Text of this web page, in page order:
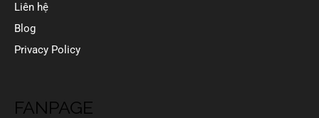
Liên hệ
Blog
Privacy Policy
FANPAGE